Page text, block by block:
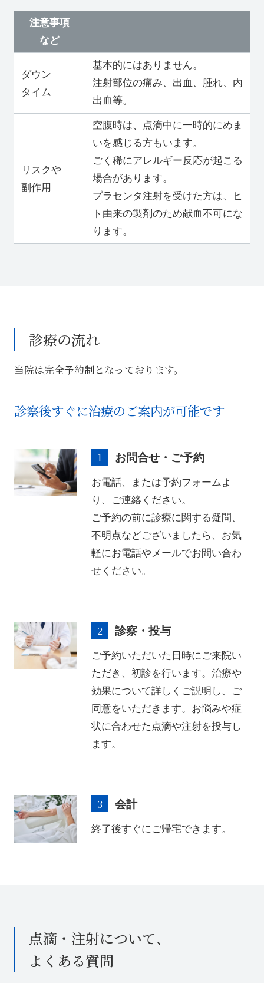
注意事項
など
ダウン
タイム
基本的にはありません。
注射部位の痛み、出血、腫れ、内
出血等。
リスクや
副作用
空腹時は、点滴中に一時的にめま
いを感じる方もいます。
ごく稀にアレルギー反応が起こる
場合があります。
プラセンタ注射を受けた方は、ヒ
ト由来の製剤のため献血不可にな
ります。
診療の流れ
当院は完全予約制となっております。
診察後すぐに治療のご案内が可能です
お問合せ・ご予約
お電話、または予約フォームよ
り、ご連絡ください。​
ご予約の前に診療に関する疑問、
不明点などございましたら、お気
軽にお電話やメールでお問い合わ
せください。
診察・投与
ご予約いただいた日時にご来院い
ただき、初診を行います。治療や
効果について詳しくご説明し、ご
同意をいただきます。お悩みや症
状に合わせた点滴や注射を投与し
ます。
会計
終了後すぐにご帰宅できます。
点滴・注射について、
よくある質問